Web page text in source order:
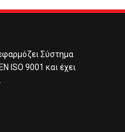
Σύστημα
ISO 9001 και έχει